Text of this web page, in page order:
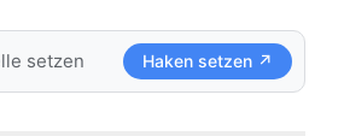
setzen Haken setzen ↗